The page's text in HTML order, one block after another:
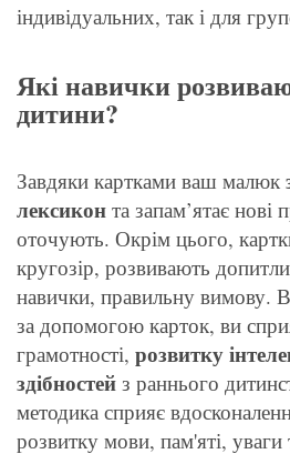
індивідуальних, так і для
Які навички
дитини?
Завдяки картками ваш малюк
лексикон та запам’ятає
оточують. Окрім цього,
кругозір, розвивають
навички, правильну вимову.
за допомогою карток, ви
грамотності, розвитку
здібностей з раннього
методика сприяє
розвитку мови, пам'яті, уваги